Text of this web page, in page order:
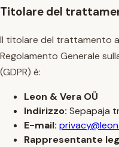
Titolare del
Il titolare del trattamento
Regolamento Generale
(GDPR) è:
Leon & Vera OÜ
Indirizzo: Sepapaja
E-mail:
Rappresentante